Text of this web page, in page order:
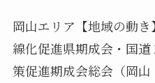
岡山エリア【地域の動
線化促進県期成会・国
策促進期成会総会（岡山